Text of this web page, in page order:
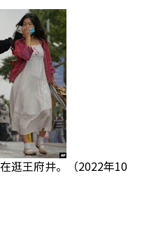
逛王府井。（2022年10